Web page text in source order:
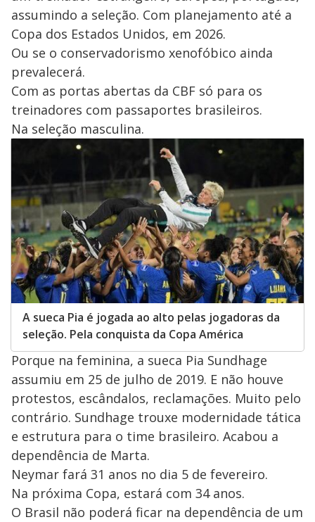
assumindo a seleção. Com planejamento até a
Copa dos Estados Unidos, em 2026.
Ou se o conservadorismo xenofóbico ainda
prevalecerá.
Com as portas abertas da CBF só para os
treinadores com passaportes brasileiros.
Na seleção masculina.
A sueca Pia é jogada ao alto pelas jogadoras da
seleção. Pela conquista da Copa América
Porque na feminina, a sueca Pia Sundhage
assumiu em 25 de julho de 2019. E não houve
protestos, escândalos, reclamações. Muito pelo
contrário. Sundhage trouxe modernidade tática
e estrutura para o time brasileiro. Acabou a
dependência de Marta.
Neymar fará 31 anos no dia 5 de fevereiro.
Na próxima Copa, estará com 34 anos.
O Brasil não poderá ficar na dependência de um